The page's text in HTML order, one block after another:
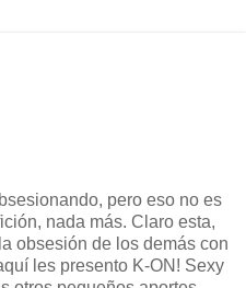
pero eso no es
nada más. Claro esta,
obsesión de los demás con
les presento K-ON! Sexy